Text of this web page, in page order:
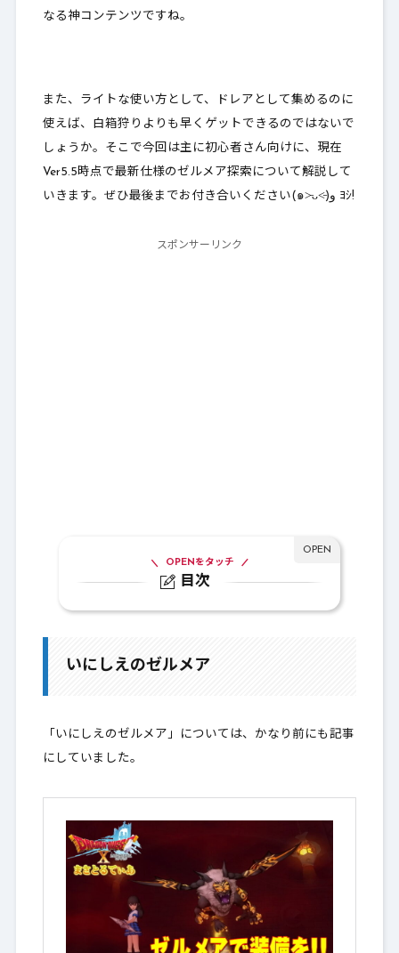
なる神コンテンツですね。
また、ライトな使い方として、ドレアとして集めるのに
使えば、白箱狩りよりも早くゲットできるのではないで
しょうか。そこで今回は主に初心者さん向けに、現在
Ver5.5時点で最新仕様のゼルメア探索について解説して
いきます。ぜひ最後までお付き合いください(๑˃̵ᴗ˂̵)و ﾖｼ!
スポンサーリンク
目次
OPENをタッチ
1-6. 冒険者ジグロウ
1-7. はざまの回廊
最後に
いにしえのゼルメア
「いにしえのゼルメア」については、かなり前にも記事
にしていました。